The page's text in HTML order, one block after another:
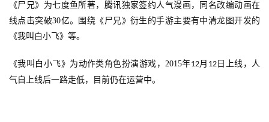
中
文
(
中
国
)
《尸兄》为七度鱼所著，腾讯独家签约人气漫画，同名改编动画在
线点击突破30亿。围绕《尸兄》衍生的手游主要有中清龙图开发的
《我叫白小飞》等。
《我叫白小飞》为动作类角色扮演游戏， 2015年12月 12日上线，人
气自上线后一路走低，目前仍在运营中。